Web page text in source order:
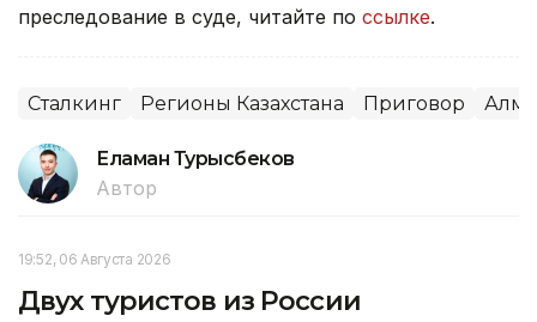
преследование в суде, читайте по ссылке.
Сталкинг Регионы Казахстана Приговор
Еламан Турысбеков
Автор
19:52, 06 Августа 2026
Двух туристов из России